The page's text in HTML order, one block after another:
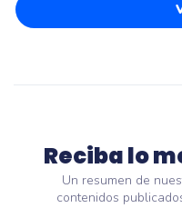
Reciba lo
Un resumen de
contenidos